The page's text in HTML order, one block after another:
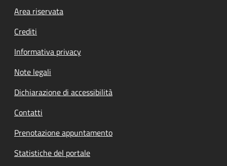
Footer menu
Area riservata
Crediti
Informativa privacy
Note legali
Dichiarazione di accessibilità
Contatti
Prenotazione appuntamento
Statistiche del portale